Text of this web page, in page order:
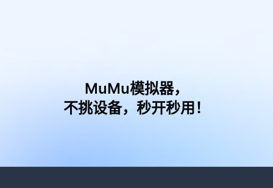
MuMu模拟器，
不挑设备，秒开秒用！